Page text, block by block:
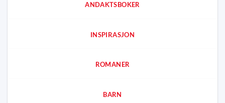
ANDAKTSBOKER
INSPIRASJON
ROMANER
BARN